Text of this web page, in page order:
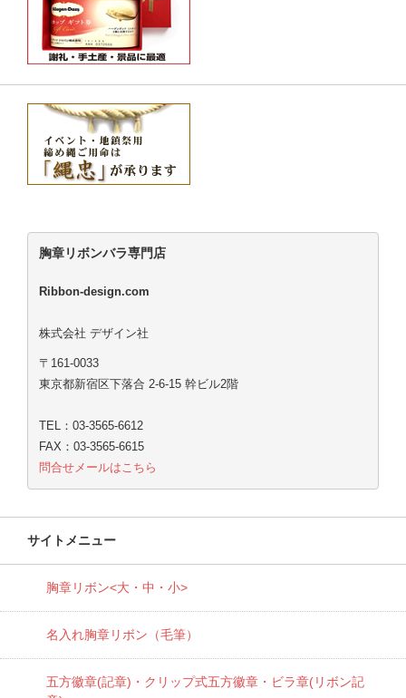
胸章リボンバラ専門店
Ribbon-design.com
株式会社 デザイン社
〒161-0033
東京都新宿区下落合 2-6-15 幹ビル2階
TEL：03-3565-6612
FAX：03-3565-6615
問合せメールはこちら
サイトメニュー
胸章リボン<大・中・小>
名入れ胸章リボン（毛筆）
五方徽章(記章)・ クリップ式五方徽章・ビラ章(リボン記